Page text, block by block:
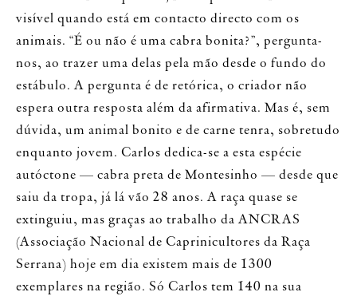
visível quando está em contacto directo com os
animais. “É ou não é uma cabra bonita?”, pergunta-
nos, ao trazer uma delas pela mão desde o fundo do
estábulo. A pergunta é de retórica, o criador não
espera outra resposta além da afirmativa. Mas é, sem
dúvida, um animal bonito e de carne tenra, sobretudo
enquanto jovem. Carlos dedica-se a esta espécie
autóctone — cabra preta de Montesinho — desde que
saiu da tropa, já lá vão 28 anos. A raça quase se
extinguiu, mas graças ao trabalho da ANCRAS
(Associação Nacional de Caprinicultores da Raça
Serrana) hoje em dia existem mais de 1300
exemplares na região. Só Carlos tem 140 na sua